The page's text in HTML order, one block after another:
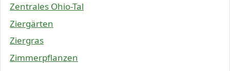
Zentrales Ohio-Tal
Ziergärten
Ziergras
Zimmerpflanzen